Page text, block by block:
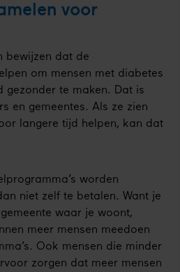
voor
bewijzen dat de
om mensen met diabetes
gezonder te maken. Dat is
en gemeentes. Als ze zien
langere tijd helpen, kan dat
worden
niet zelf te betalen. Want je
waar je woont,
meer mensen meedoen
Ook mensen die minder
zorgen dat meer mensen